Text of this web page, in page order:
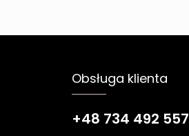
Obsługa klienta
+48 734 492 557